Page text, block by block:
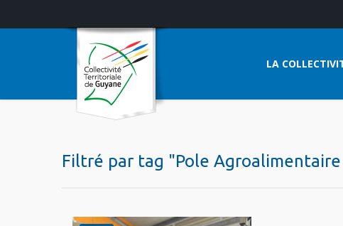
LA
Filtré par tag "Pole Agroalimentaire